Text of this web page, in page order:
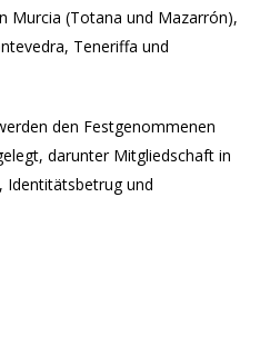
Murcia (Totana und Mazarrón),
Teneriffa und
den Festgenommenen
darunter Mitgliedschaft in
Identitätsbetrug und